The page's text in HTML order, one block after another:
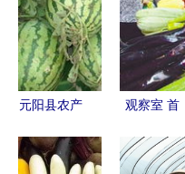
人与农业专
家共商农产
品发展大计
元阳县农产
连接大山与
观察室 首
品品牌大